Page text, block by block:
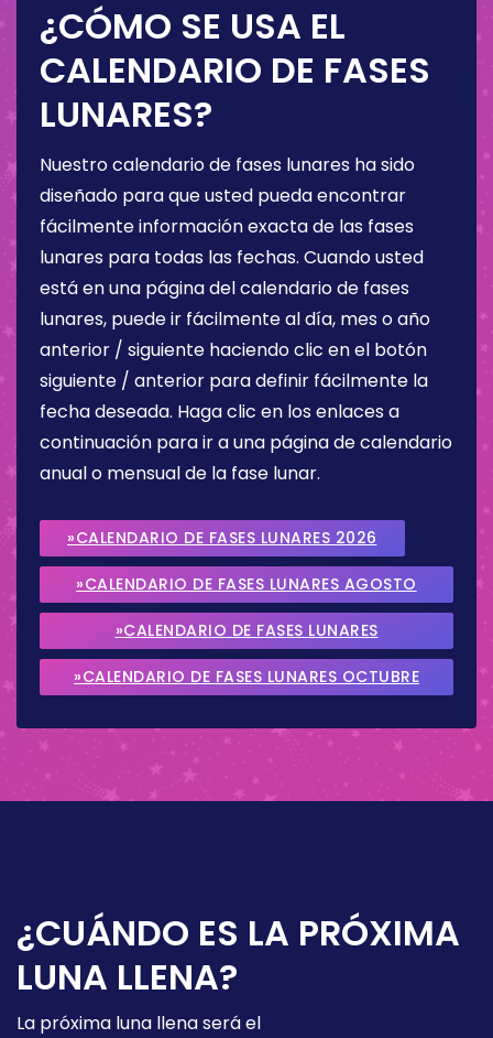
¿CÓMO SE USA EL
CALENDARIO DE FASES
LUNARES?
Nuestro calendario de fases lunares ha sido
diseñado para que usted pueda encontrar
fácilmente información exacta de las fases
lunares para todas las fechas. Cuando usted
está en una página del calendario de fases
lunares, puede ir fácilmente al día, mes o año
anterior / siguiente haciendo clic en el botón
siguiente / anterior para definir fácilmente la
fecha deseada. Haga clic en los enlaces a
continuación para ir a una página de calendario
anual o mensual de la fase lunar.
»CALENDARIO DE FASES LUNARES 2026
»CALENDARIO DE FASES LUNARES AGOSTO
2026
»CALENDARIO DE FASES LUNARES
SEPTIEMBRE 2026
»CALENDARIO DE FASES LUNARES OCTUBRE
¿CUÁNDO ES LA PRÓXIMA
LUNA LLENA?
La próxima luna llena será el